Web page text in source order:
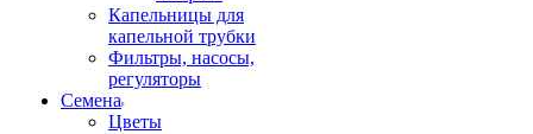
Капельницы для
капельной трубки
Фильтры, насосы,
регуляторы
Семена
Цветы